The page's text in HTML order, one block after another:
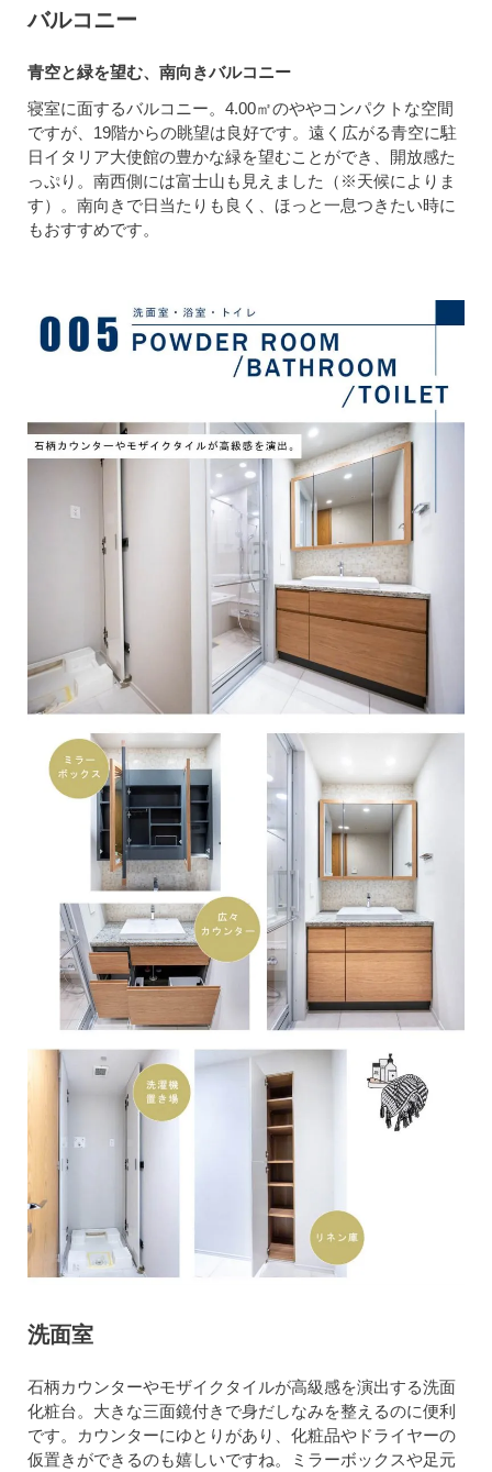
バルコニー
青空と緑を望む、南向きバルコニー
寝室に面するバルコニー。4.00㎡のややコンパクトな空間
ですが、19階からの眺望は良好です。遠く広がる青空に駐
日イタリア大使館の豊かな緑を望むことができ、開放感た
っぷり。南西側には富士山も見えました（※天候によりま
す）。南向きで日当たりも良く、ほっと一息つきたい時に
もおすすめです。
洗面室
石柄カウンターやモザイクタイルが高級感を演出する洗面
化粧台。大きな三面鏡付きで身だしなみを整えるのに便利
です。カウンターにゆとりがあり、化粧品やドライヤーの
仮置きができるのも嬉しいですね。ミラーボックスや足元